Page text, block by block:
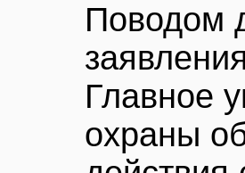
Поводом
Главное
охраны